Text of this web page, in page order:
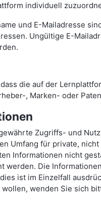
individuell
und E-Mailadresse
Ungültige E-
die auf der
, Marken- oder
Zugriffs- und
Umfang für private,
Informationen nicht
werden. Die
ist im Einzelfall
wenden Sie sich